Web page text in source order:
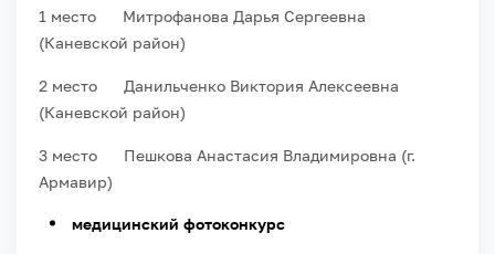
1 место Митрофанова Дарья Сергеевна
(Каневской район)
2 место Данильченко Виктория Алексеевна
(Каневской район)
3 место Пешкова Анастасия Владимировна (г.
Армавир)
медицинский фотоконкурс